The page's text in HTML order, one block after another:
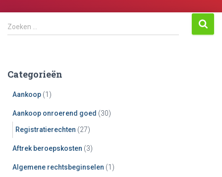
Z
o
n
Zoeken …
Categorieën
Aankoop (1)
Aankoop onroerend goed (30)
Registratierechten (27)
Aftrek beroepskosten (3)
Algemene rechtsbeginselen (1)